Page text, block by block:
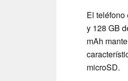
El teléfono
y 128 GB
mAh
microSD.